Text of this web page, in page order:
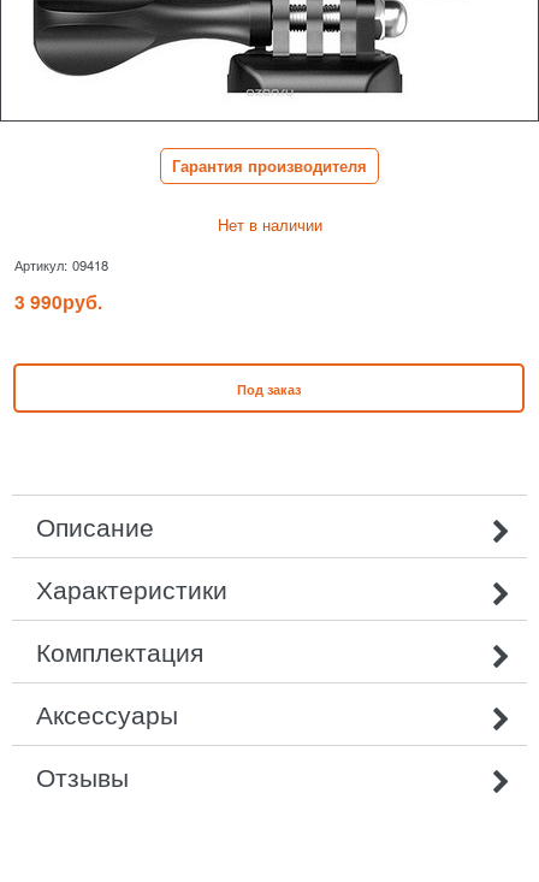
Гарантия производителя
Нет в наличии
Артикул: 09418
3 990руб.
Под заказ
Описание
Характеристики
Комплектация
Аксессуары
Отзывы